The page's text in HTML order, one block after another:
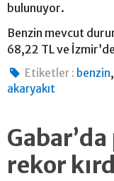
bulunuyor.
Benzin mevcut
68,22 TL ve
Etiketler : benzin,
akaryakıt
rekor